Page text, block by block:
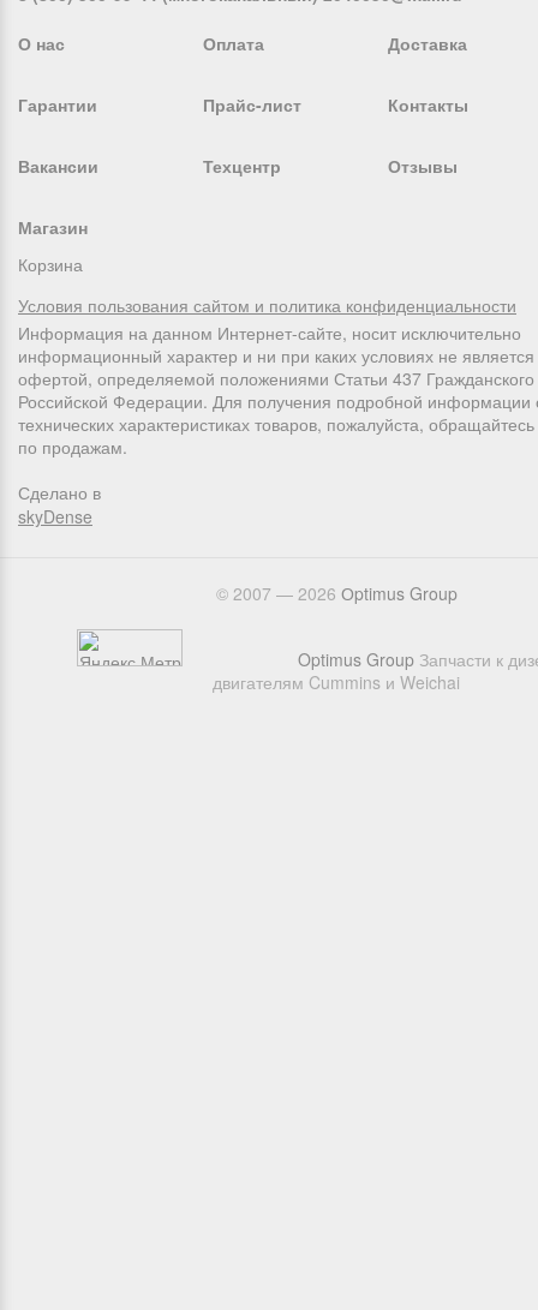
О нас Оплата Доставка
Гарантии Прайс-лист Контакты
Вакансии Техцентр Отзывы
Магазин
Корзина
Условия пользования сайтом и политика конфиденциальности
Информация на данном Интернет-сайте, носит исключительно
информационный характер и ни при каких условиях не
офертой, определяемой положениями Статьи 437 Гражданского
Российской Федерации. Для получения подробной информации
технических характеристиках товаров, пожалуйста,
по продажам.
Сделано в
skyDense
© 2007 — 2026 Оptimus Group
Optimus Group Запчасти к
двигателям Cummins и Weichai